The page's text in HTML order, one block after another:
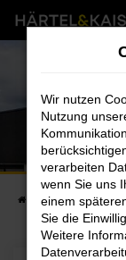
Zum
Hauptinhalt
Startseite
Wir nutzen
Nutzung
verarbeiten
wenn Sie uns
einem
Sie die
Weitere